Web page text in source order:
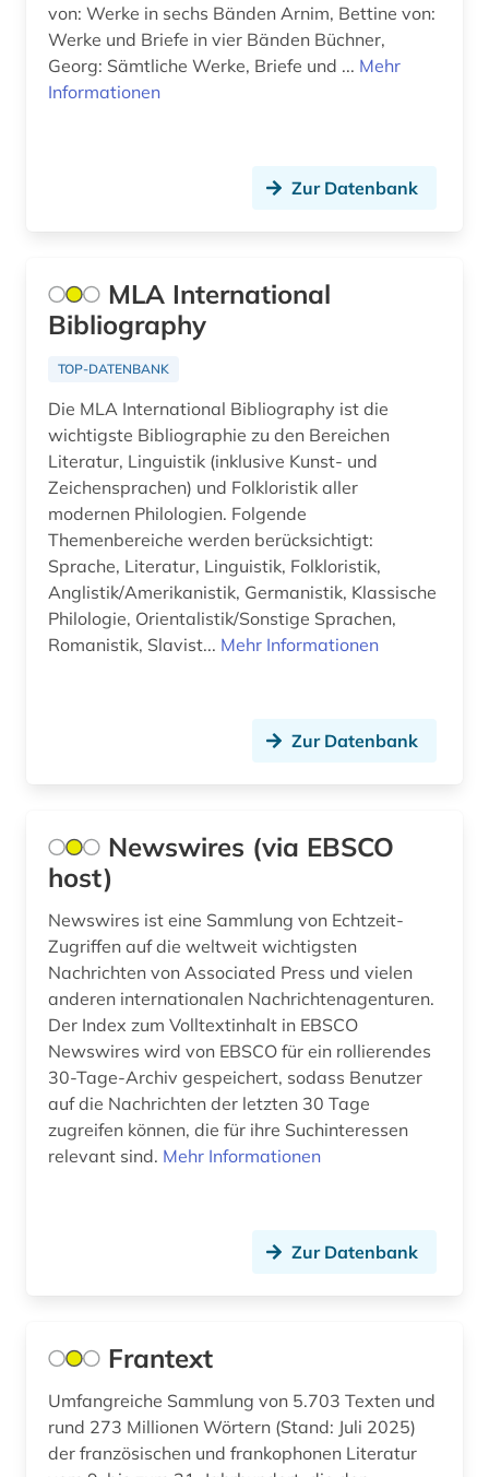
agäische kultur (1)
ahnen (1)
akademien der wissenschaft (1)
akademieschrift (1)
akademiker (1)
akdademie der künste (1)
akkadisch (2)
akkreditierung (1)
aktie (6)
aktiengesellschaft (1)
aktieninformationen (4)
aktienkurse (1)
aktienmarkt (1)
aktienrecht (2)
aktuelles lexikon (1)
albanisch (1)
alben (1)
albert (3)
von: Werke in sechs Bänden Arnim, Bettine von:
Werke und Briefe in vier Bänden Büchner,
Georg: Sämtliche Werke, Briefe und ... Mehr
Informationen
Zur Datenbank
MLA International
Bibliography
TOP-DATENBANK
Die MLA International Bibliography ist die
wichtigste Bibliographie zu den Bereichen
Literatur, Linguistik (inklusive Kunst- und
Zeichensprachen) und Folkloristik aller
modernen Philologien. Folgende
Themenbereiche werden berücksichtigt:
Sprache, Literatur, Linguistik, Folkloristik,
Anglistik/Amerikanistik, Germanistik, Klassische
Philologie, Orientalistik/Sonstige Sprachen,
Romanistik, Slavist... Mehr Informationen
Zur Datenbank
Newswires (via EBSCO
host)
Newswires ist eine Sammlung von Echtzeit-
Zugriffen auf die weltweit wichtigsten
Nachrichten von Associated Press und vielen
anderen internationalen Nachrichtenagenturen.
Der Index zum Volltextinhalt in EBSCO
Newswires wird von EBSCO für ein rollierendes
30-Tage-Archiv gespeichert, sodass Benutzer
auf die Nachrichten der letzten 30 Tage
zugreifen können, die für ihre Suchinteressen
relevant sind. Mehr Informationen
Zur Datenbank
Frantext
Umfangreiche Sammlung von 5.703 Texten und
rund 273 Millionen Wörtern (Stand: Juli 2025)
der französischen und frankophonen Literatur